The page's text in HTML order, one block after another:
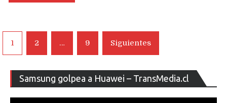
Navegación
de
entradas
1 2 … 9 Siguientes
Samsung golpea a Huawei – TransMedia.cl
de